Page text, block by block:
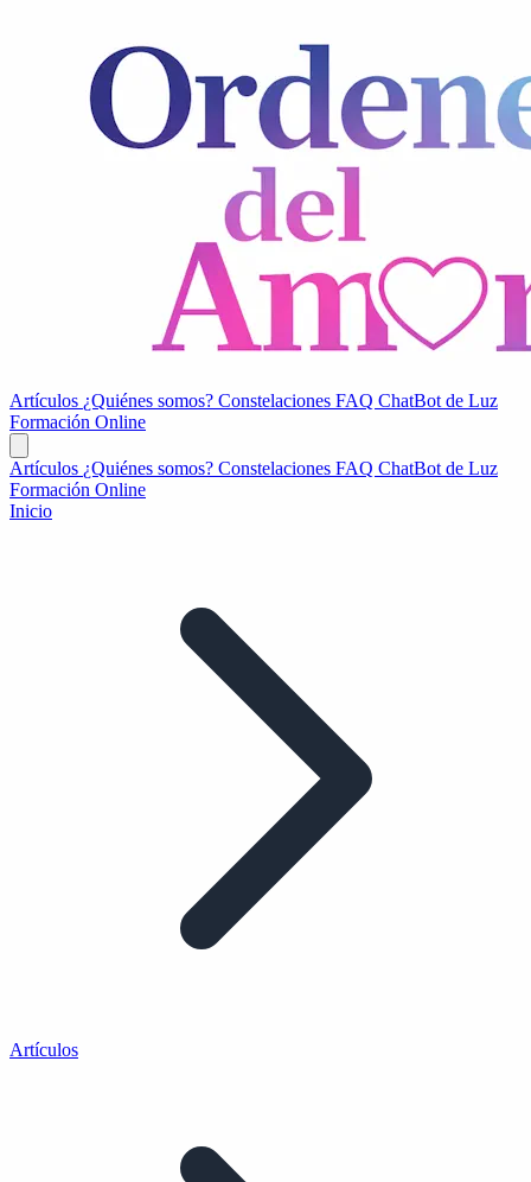
Artículos ¿Quiénes somos? Constelaciones FAQ ChatBot de Luz
Formación Online
Artículos ¿Quiénes somos? Constelaciones FAQ ChatBot de Luz
Formación Online
Inicio
Artículos